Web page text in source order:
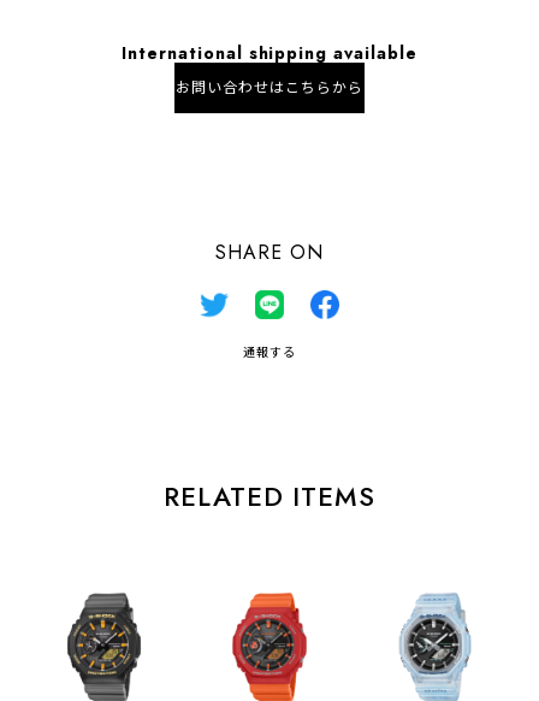
International shipping available
お問い合わせはこちらから
SHARE ON
通報する
RELATED ITEMS